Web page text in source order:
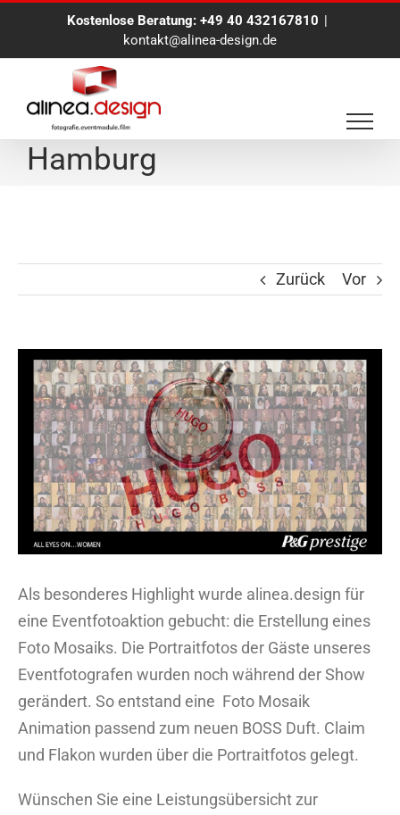
Kostenlose Beratung: +49 40 432167810 |
kontakt@alinea-design.de
Mosaik Fotoaktion in
Hamburg
Zurück Vor
Zeige
grösseres
Bild
Als besonderes Highlight wurde alinea.design für
eine Eventfotoaktion gebucht: die Erstellung eines
Foto Mosaiks. Die Portraitfotos der Gäste unseres
Eventfotografen wurden noch während der Show
gerändert. So entstand eine Foto Mosaik
Animation passend zum neuen BOSS Duft. Claim
und Flakon wurden über die Portraitfotos gelegt.
Wünschen Sie eine Leistungsübersicht zur